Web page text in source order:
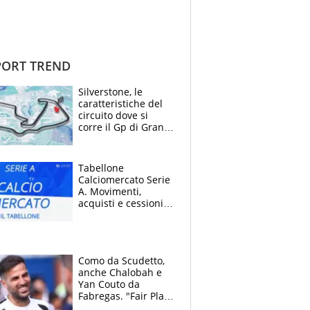
TREND
Silverstone, le
caratteristiche del
circuito dove si
corre il Gp di Gran
Tabellone
Calciomercato Serie
A. Movimenti,
acquisti e cessioni:
Como da Scudetto,
anche Chalobah e
Yan Couto da
Fabregas. "Fair Play